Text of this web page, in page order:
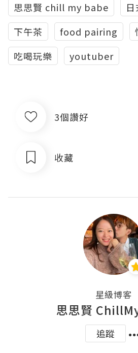
思思賢 chill my babe
下午茶
food pairing
吃喝玩樂
youtuber
3個讚好
收藏
星級博客
思思賢
追蹤